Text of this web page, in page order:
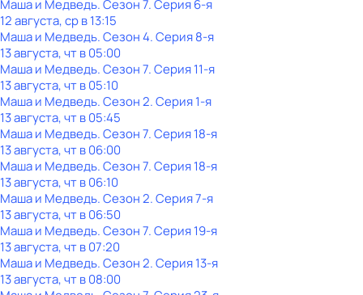
Маша и Медведь. Сезон 7. Серия 6-я
12 августа, ср в 13:15
Маша и Медведь. Сезон 4. Серия 8-я
13 августа, чт в 05:00
Маша и Медведь. Сезон 7. Серия 11-я
13 августа, чт в 05:10
Маша и Медведь. Сезон 2. Серия 1-я
13 августа, чт в 05:45
Маша и Медведь. Сезон 7. Серия 18-я
13 августа, чт в 06:00
Маша и Медведь. Сезон 7. Серия 18-я
13 августа, чт в 06:10
Маша и Медведь. Сезон 2. Серия 7-я
13 августа, чт в 06:50
Маша и Медведь. Сезон 7. Серия 19-я
13 августа, чт в 07:20
Маша и Медведь. Сезон 2. Серия 13-я
13 августа, чт в 08:00